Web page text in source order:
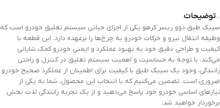
توضیحات
سیبک طبق دوو ریسر کرهو یکی از اجزای حیاتی سیستم تعلیق خودرو است که
وظیفه انتقال نیرو و حرکات خودرو به چرخ‌ها را برعهده دارد. این قطعه با
کیفیت و طراحی دقیق خود به بهبود عملکرد و ایمنی خودرو کمک شایانی
می‌کند. با توجه به حساسیت و اهمیت سیستم تعلیق در کنترل و راحتی
رانندگی، وجود یک سیبک طبق با کیفیت برای اطمینان از عملکرد صحیح خودرو
ضروری است. تضمین می‌کنیم که با انتخاب این محصول، شما به یکی از
نیازهای اساسی خودرو خود پاسخ می‌دهید و از یک تجربه رانندگی لذت بخش
برخوردار خواهید شد.